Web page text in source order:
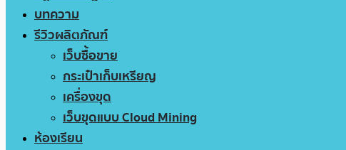
บทความ
รีวิวผลิตภัณฑ์
เว็บซื้อขาย
กระเป๋าเก็บเหรียญ
เครื่องขุด
เว็บขุดแบบ Cloud Mining
ห้องเรียน